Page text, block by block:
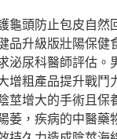
龜頭防止包皮自
品升級版壯陽保
泌尿科醫師評估
增粗產品提升戰
莖增大的手術且
萎，疾病的中醫